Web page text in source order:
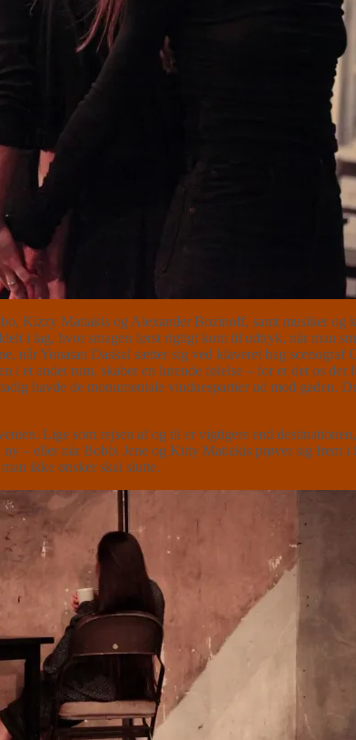
Kizzy Matiakis og Alexander Bozinoff, samt musiker og
i lag, hvor smagen først rigtigt kom til udtryk, når man
når Yonatan Daskal sætter sig ved klaveret bag
et andet rum, skaber en lurende følelse – for er det os
havde de monumentale vinduespartier ud mod gaden.
Lige som rejsen af og til er vigtigere end
– eller når Bobbi Jene og Kitty Matiakis prøver sig frem
ikke ønsker skal slutte.